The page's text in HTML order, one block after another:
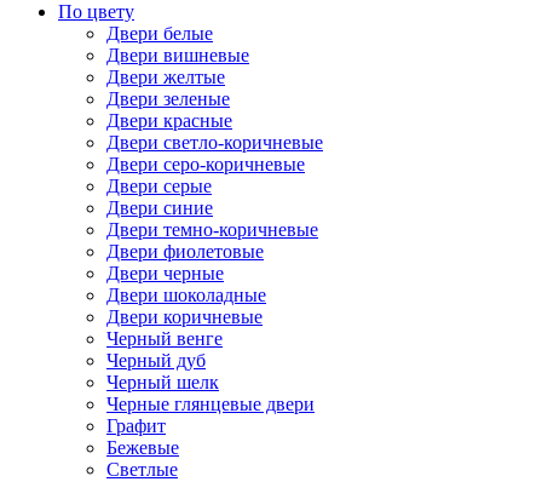
По цвету
Двери белые
Двери вишневые
Двери желтые
Двери зеленые
Двери красные
Двери светло-коричневые
Двери серо-коричневые
Двери серые
Двери синие
Двери темно-коричневые
Двери фиолетовые
Двери черные
Двери шоколадные
Двери коричневые
Черный венге
Черный дуб
Черный шелк
Черные глянцевые двери
Графит
Бежевые
Светлые